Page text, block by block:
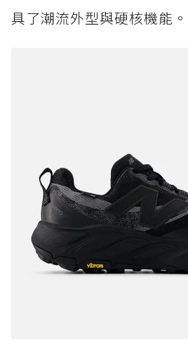
具了潮流外型與硬核機能。